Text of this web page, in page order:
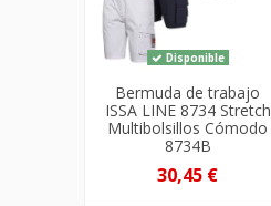
Disponible
Bermuda de trabajo
ISSA LINE 8734 Stretch
Multibolsillos Cómodo
8734B
30,45 €